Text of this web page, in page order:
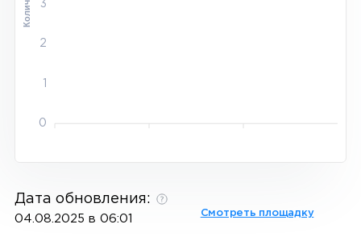
3
2
1
0
Дата обновления:
04.08.2025 в 06:01 Смотреть площадку